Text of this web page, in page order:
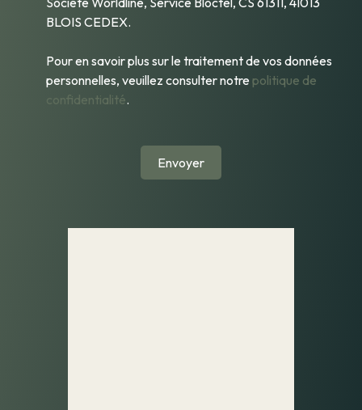
BLOIS CEDEX.
Pour en savoir plus sur le traitement de vos données
personnelles, veuillez consulter notre politique de
confidentialité.
Envoyer